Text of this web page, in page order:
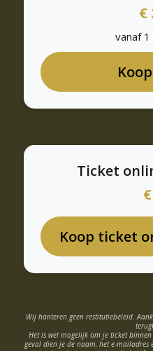
€
vanaf
Ticket
Koop ticket
Wij hanteren geen restitutiebeleid.
Het is wel mogelijk om je ticket
geval dien je de naam, het e-mailadres